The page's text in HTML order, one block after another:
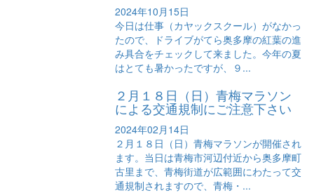
2024年10月15日
今日は仕事（カヤックスクール）がなかっ
たので、ドライブがてら奥多摩の紅葉の進
み具合をチェックして来ました。今年の夏
はとても暑かったですが、９...
２月１８日（日）青梅マラソン
による交通規制にご注意下さい
2024年02月14日
２月１８日（日）青梅マラソンが開催され
ます。当日は青梅市河辺付近から奥多摩町
古里まで、青梅街道が広範囲にわたって交
通規制されますので、青梅・...